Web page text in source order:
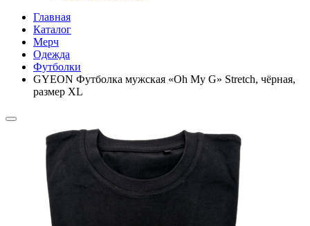
Главная
Каталог
Мерч
Одежда
Футболки
GYEON Футболка мужская «Oh My G» Stretch, чёрная,
размер XL